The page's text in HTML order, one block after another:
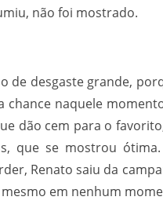
não foi mostrado.
de desgaste grande,
naquele
dão cem para o
que se mostrou
Renato saiu da
em nenhum